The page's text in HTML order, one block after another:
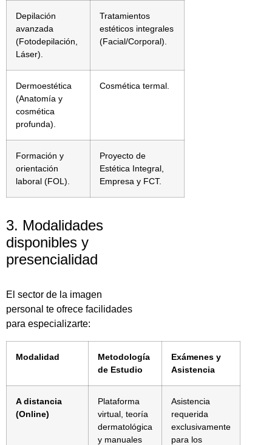
Depilación
avanzada
(Fotodepilación,
Láser).
Tratamientos
estéticos integrales
(Facial/Corporal).
Dermoestética
(Anatomía y
cosmética
profunda).
Cosmética termal.
Formación y
orientación
laboral (FOL).
Proyecto de
Estética Integral,
Empresa y FCT.
3. Modalidades
disponibles y
presencialidad
El sector de la imagen
personal te ofrece facilidades
para especializarte:
Modalidad
Metodología
de Estudio
Exámenes y
Asistencia
A distancia
(Online)
Plataforma
virtual, teoría
dermatológica
y manuales
Asistencia
requerida
exclusivamente
para los